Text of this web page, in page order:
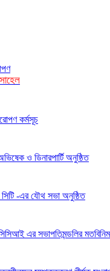
কর্মসূচ
ও ডিনারপার্টি অনুষ্ঠিত
সিটি -এর যৌথ সভা অনুষ্ঠিত
এর সভাপতিমন্ডলির